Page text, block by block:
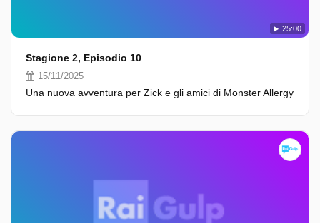
25:00
Stagione 2, Episodio 10
15/11/2025
Una nuova avventura per Zick e gli amici di Monster Allergy